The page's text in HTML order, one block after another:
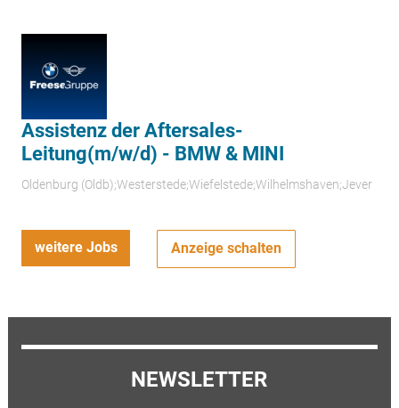
Assistenz der Aftersales-
Leitung(m/w/d) - BMW & MINI
Oldenburg (Oldb);Westerstede;Wiefelstede;Wilhelmshaven;Jever
weitere Jobs Anzeige schalten
NEWSLETTER